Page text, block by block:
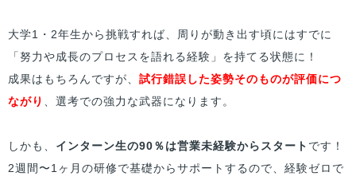
大学1・2年生から挑戦すれば、周りが動き出す頃にはすでに
「努力や成長のプロセスを語れる経験」を持てる状態に！
成果はもちろんですが、 試行錯誤した姿勢そのものが評価につ
ながり 、選考での強力な武器になります。
しかも、 インターン生の90％は営業未経験からスタート です！
2週間〜1ヶ月の研修で基礎からサポートするので、経験ゼロで